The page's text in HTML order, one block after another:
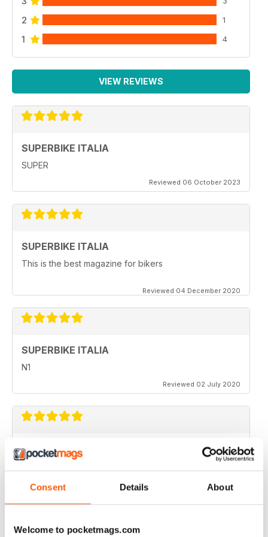
Consent Details About
Welcome to pocketmags.com
2 1
1 4
VIEW REVIEWS
SUPERBIKE ITALIA
SUPER
Reviewed 06 October 2023
SUPERBIKE ITALIA
This is the best magazine for bikers
Reviewed 04 December 2020
SUPERBIKE ITALIA
N1
Reviewed 02 July 2020
SUPERBIKE ITALIA
Reviewed 06 April 2020